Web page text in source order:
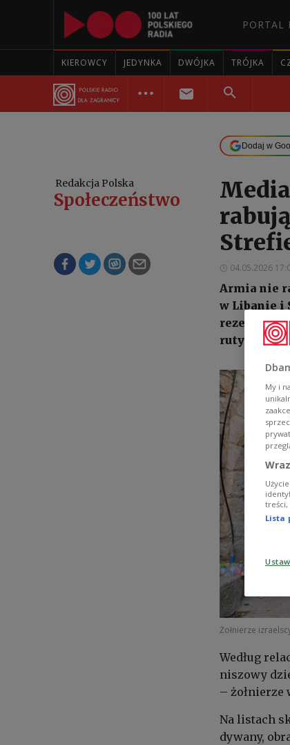
PORTAL
KIEROWCY JEDYNKA DWÓJKA TRÓJKA
Dodaj w
Redakcja Polska
Społeczeństwo
04.05.2026
Armia nie
w Libanie i
rutynowo,
Żołnierze
Według
niszowy
– żołnierze
Na listach
dywany,
My i
treści,
Lista